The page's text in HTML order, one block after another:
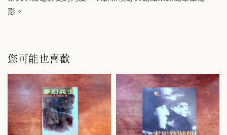
影。
您可能也喜歡